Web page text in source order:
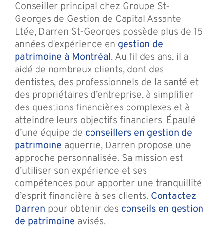
Conseiller principal chez Groupe St-
Georges de Gestion de Capital Assante
Ltée, Darren St-Georges possède plus de 15
années d’expérience en gestion de
patrimoine à Montréal. Au fil des ans, il a
aidé de nombreux clients, dont des
dentistes, des professionnels de la santé et
des propriétaires d’entreprise, à simplifier
des questions financières complexes et à
atteindre leurs objectifs financiers. Épaulé
d’une équipe de conseillers en gestion de
patrimoine aguerrie, Darren propose une
approche personnalisée. Sa mission est
d’utiliser son expérience et ses
compétences pour apporter une tranquillité
d’esprit financière à ses clients. Contactez
Darren pour obtenir des conseils en gestion
de patrimoine avisés.